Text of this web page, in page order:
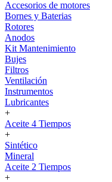
Accesorios de motores
Bornes y Baterias
Rotores
Anodos
Kit Mantenimiento
Bujes
Filtros
Ventilación
Instrumentos
Lubricantes
+
Aceite 4 Tiempos
+
Sintético
Mineral
Aceite 2 Tiempos
+